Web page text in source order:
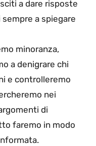
a dare risposte
a spiegare
minoranza,
a denigrare chi
e controlleremo
nei
di
faremo in modo